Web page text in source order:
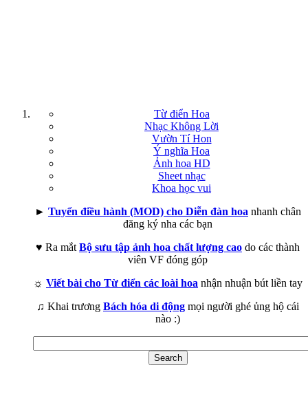
Từ điển Hoa
Nhạc Không Lời
Vườn Tí Hon
Ý nghĩa Hoa
Ảnh hoa HD
Sheet nhạc
Khoa học vui
► Tuyển điều hành (MOD) cho Diễn đàn hoa nhanh chân
đăng ký nha các bạn
♥ Ra mắt Bộ sưu tập ảnh hoa chất lượng cao do các thành
viên VF đóng góp
☼ Viết bài cho Từ điển các loài hoa nhận nhuận bút liền tay
♫ Khai trương Bách hóa di động mọi người ghé ủng hộ cái
nào :)